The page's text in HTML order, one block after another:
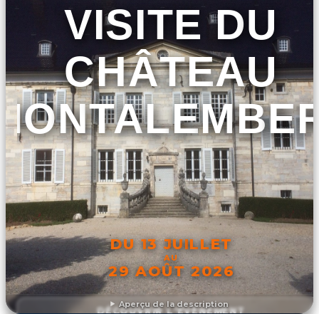
Aperçu de la description
VISITE DU
CHÂTEAU
DU 13 JUILLET
AU
29 AOÛT 2026
DÉCOUVRIR L'ÉVÉNEMENT